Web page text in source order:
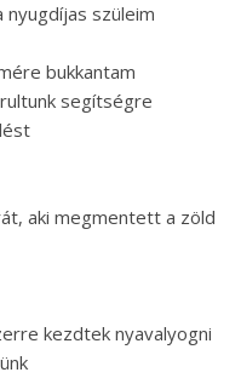
szüleim
bukkantam
segítségre
aki megmentett a zöld
kezdtek nyavalyogni